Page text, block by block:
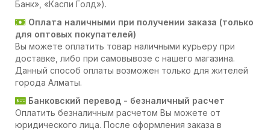
Банк», «Каспи Голд»).
Оплата наличными при получении заказа (только
для оптовых покупателей)
Вы можете оплатить товар наличными курьеру при
доставке, либо при самовывозе с нашего магазина.
Данный способ оплаты возможен только для жителей
города Алматы.
Банковский перевод - безналичный расчет
Оплатить безналичным расчетом Вы можете от
юридического лица. После оформления заказа в